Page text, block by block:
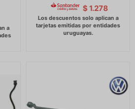
$ 1.278